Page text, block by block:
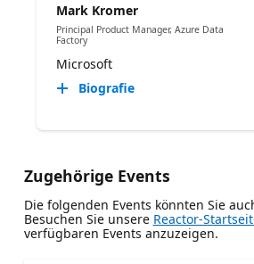
Mark Kromer
Principal Product Manager, Azure Data
Factory
Microsoft
Biografie
Zugehörige Events
Die folgenden Events könnten Sie
Besuchen Sie unsere Reactor-
verfügbaren Events anzuzeigen.